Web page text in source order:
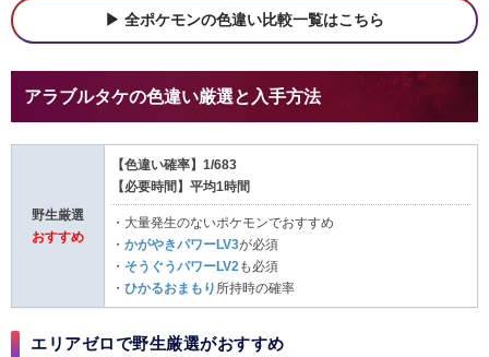
全ポケモンの色違い比較一覧はこちら
アラブルタケの色違い厳選と入手方法
野生厳選
おすすめ
【色違い確率】1/683
【必要時間】平均1時間
・大量発生のないポケモンでおすすめ
・ かがやきパワーLV3が必須
・ そうぐうパワーLV2 も必須
・ ひかるおまもり 所持時の確率
エリアゼロで野生厳選がおすすめ